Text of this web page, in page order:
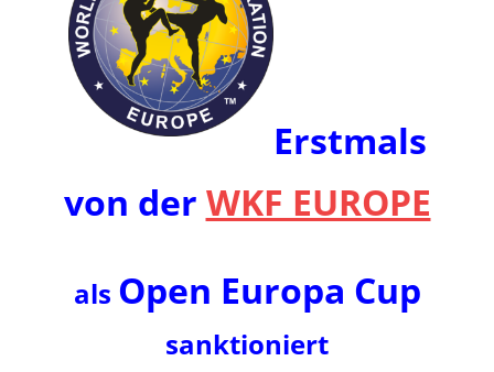
Erstmals
von der WKF EUROPE
als Open Europa Cup
sanktioniert